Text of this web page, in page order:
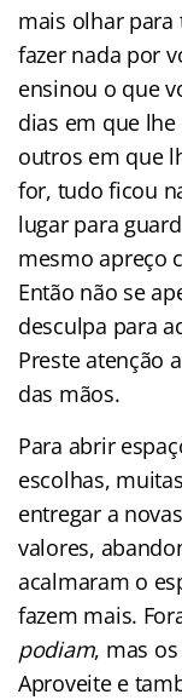
mais olhar para
fazer nada por
ensinou o que
dias em que
outros em que
for, tudo ficou
lugar para
mesmo apreço
Então não se
desculpa para
Preste atenção
das mãos.
Para abrir
escolhas,
entregar a
valores,
acalmaram o
fazem mais.
podiam, mas
Aproveite e